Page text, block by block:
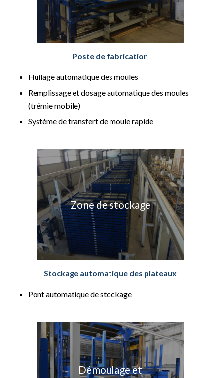
Poste de fabrication
Huilage automatique des moules
Remplissage et dosage automatique des moules
(trémie mobile)
Système de transfert de moule rapide
Zone de stockage
Stockage automatique des plateaux
Pont automatique de stockage
Démoulage et